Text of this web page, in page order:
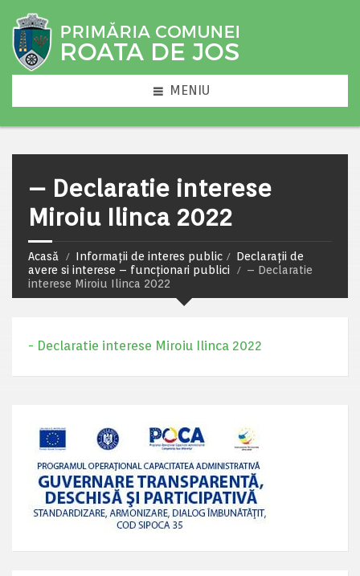
MENIU
– Declaratie interese
Miroiu Ilinca 2022
Acasă Informații de interes public
Declarații de
avere si interese – funcționari publici
– Declaratie
interese Miroiu Ilinca 2022
- Declaratie interese Miroiu Ilinca 2022